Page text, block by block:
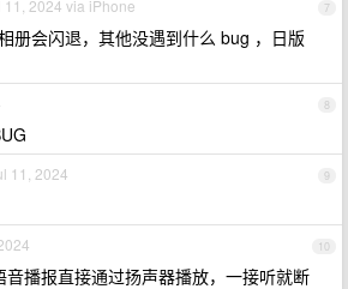
7
11, 2024 via iPhone
册会闪退，其他没遇到什么 bug ，日版
8
9
11, 2024
10
播报直接通过扬声器播放，一接听就断